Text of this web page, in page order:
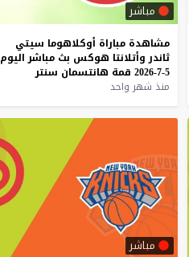
مباشر
مشاهدة مباراة أوكلاهوما سيتي
ثاندر وأتلانتا هوكس بث مباشر اليوم
5-7-2026
قمة هانتسمان سنتر
منذ شهر واحد
مباشر